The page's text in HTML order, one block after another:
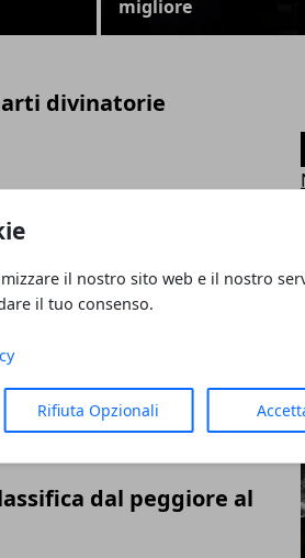
il nostro sito web e il nostro
il tuo consenso.
Rifiuta Opzionali
migliore
divinatorie
sempre
dal peggiore al